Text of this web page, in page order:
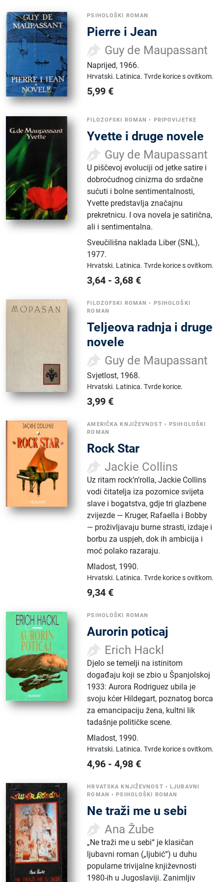
PSIHOLOŠKI ROMAN
Pierre i Jean
Guy de Maupassant
Naprijed, 1966.
Hrvatski. Latinica.Tvrde korice s ovitkom.
5,99 €
FILOZOFSKI ROMAN • PRIPOVIJETKE
Yvette i druge novele
Guy de Maupassant
U piščevoj evoluciji od jetke satire i
dobroćudnog cinizma do srdačne
sućuti i bolne sentimentalnosti,
Yvette predstavlja značajnu
prekretnicu. I ova novela je satirična,
ali i sentimentalna.
Sveučilišna naklada Liber (SNL),
1977.
Hrvatski. Latinica.Tvrde korice s ovitkom.
3,64 -3,68 €
FILOZOFSKI ROMAN • PSIHOLOŠKI
ROMAN
Teljeova radnja i druge
novele
Guy de Maupassant
Svjetlost, 1968.
Hrvatski. Latinica.Tvrde korice.
3,99 €
AMERIČKA KNJIŽEVNOST •PSIHOLOŠKI
ROMAN
Rock Star
Jackie Collins
Uz ritam rock’n’rolla, Jackie Collins
vodi čitatelja iza pozornice svijeta
slave i bogatstva, gdje tri glazbene
zvijezde — Kruger, Rafaella i Bobby
— proživljavaju burne strasti, izdaje i
borbu za uspjeh, dok ih ambicija i
moć polako razaraju.
Mladost, 1990.
Hrvatski. Latinica.Tvrde korice s ovitkom.
9,34 €
PSIHOLOŠKI ROMAN
Aurorin poticaj
Erich Hackl
Djelo se temelji na istinitom
događaju koji se zbio u Španjolskoj
1933: Aurora Rodriguez ubila je
svoju kćer Hildegart, poznatog borca
za emancipaciju žena, kultni lik
tadašnje političke scene.
Mladost, 1990.
Hrvatski. Latinica.Tvrde korice s ovitkom.
4,96 -4,98 €
HRVATSKA KNJIŽEVNOST •LJUBAVNI
ROMAN •PSIHOLOŠKI ROMAN
Ne traži me u sebi
Ana Žube
„Ne traži me u sebi“ je klasičan
ljubavni roman („ljubić“) u duhu
popularne trivijalne književnosti
1980-ih u Jugoslaviji. Zanimljiv